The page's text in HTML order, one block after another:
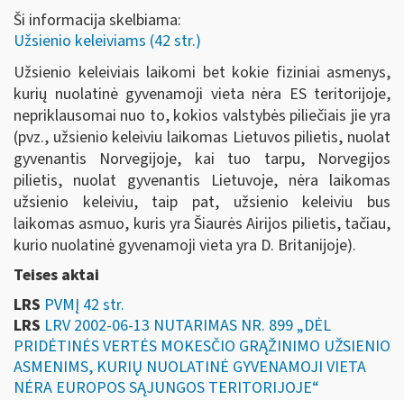
Ši informacija skelbiama:
Užsienio keleiviams (42 str.)
Užsienio keleiviais laikomi bet kokie fiziniai asmenys,
kurių nuolatinė gyvenamoji vieta nėra ES teritorijoje,
nepriklausomai nuo to, kokios valstybės piliečiais jie yra
(pvz., užsienio keleiviu laikomas Lietuvos pilietis, nuolat
gyvenantis Norvegijoje, kai tuo tarpu, Norvegijos
pilietis, nuolat gyvenantis Lietuvoje, nėra laikomas
užsienio keleiviu, taip pat, užsienio keleiviu bus
laikomas asmuo, kuris yra Šiaurės Airijos pilietis, tačiau,
kurio nuolatinė gyvenamoji vieta yra D. Britanijoje).
Teises aktai
LRS PVMĮ 42 str.
LRS LRV 2002-06-13 NUTARIMAS NR. 899 „DĖL
PRIDĖTINĖS VERTĖS MOKESČIO GRĄŽINIMO UŽSIENIO
ASMENIMS, KURIŲ NUOLATINĖ GYVENAMOJI VIETA
NĖRA EUROPOS SĄJUNGOS TERITORIJOJE“